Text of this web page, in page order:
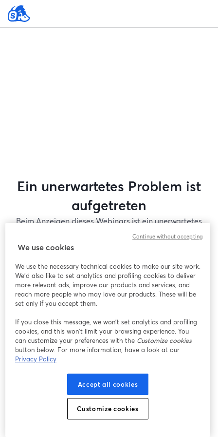
Ein unerwartetes Problem ist
aufgetreten
Beim Anzeigen dieses Webinars ist ein unerwartetes
Problem aufgetreten. Bitte versuchen Sie, die Seite
Gibt es Probleme?
wird in einem neuen Tab geöffnet
We use cookies
We use the necessary technical cookies to make our site work.
We'd also like to set analytics and profiling cookies to deliver
more relevant ads, improve our products and services, and
reach more people who may love our products. These will be
set only if you accept them.
If you close this message, we won’t set analytics and profiling
cookies, and this won’t limit your browsing experience. You
can customize your preferences with the Customize cookies
button below. For more information, have a look at our
Privacy Policy
Accept all cookies
Customize cookies
Continue without accepting